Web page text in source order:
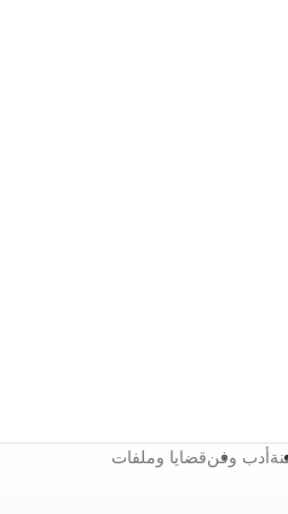
قضايا وملفاتأدب وفن